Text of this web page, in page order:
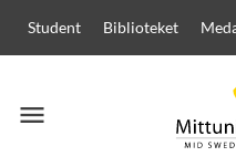
Student Biblioteket
menu
Meny